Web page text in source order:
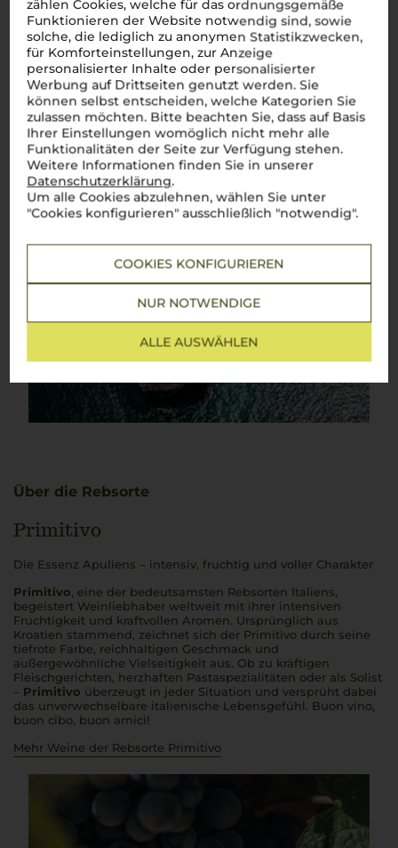
zählen Cookies, welche für das ordnungsgemäße
Funktionieren der Website notwendig sind, sowie
solche, die lediglich zu anonymen Statistikzwecken,
für Komforteinstellungen, zur Anzeige
personalisierter Inhalte oder personalisierter
Werbung auf Drittseiten genutzt werden. Sie
können selbst entscheiden, welche Kategorien Sie
zulassen möchten. Bitte beachten Sie, dass auf Basis
Ihrer Einstellungen womöglich nicht mehr alle
Funktionalitäten der Seite zur Verfügung stehen.
Weitere Informationen finden Sie in unserer
Datenschutzerklärung.
Um alle Cookies abzulehnen, wählen Sie unter
"Cookies konfigurieren" ausschließlich "notwendig".
COOKIES KONFIGURIEREN
NUR NOTWENDIGE
ALLE AUSWÄHLEN
Über die Rebsorte
Primitivo
Die Essenz Apuliens – intensiv, fruchtig und voller Charakter
Primitivo, eine der bedeutsamsten Rebsorten Italiens,
begeistert Weinliebhaber weltweit mit ihrer intensiven
Fruchtigkeit und kraftvollen Aromen. Ursprünglich aus
Kroatien stammend, zeichnet sich der Primitivo durch seine
tiefrote Farbe, reichhaltigen Geschmack und
außergewöhnliche Vielseitigkeit aus. Ob zu kräftigen
Fleischgerichten, herzhaften Pastaspezialitäten oder als Solist
– Primitivo überzeugt in jeder Situation und versprüht dabei
das unverwechselbare italienische Lebensgefühl. Buon vino,
buon cibo, buon amici!
Mehr Weine der Rebsorte Primitivo